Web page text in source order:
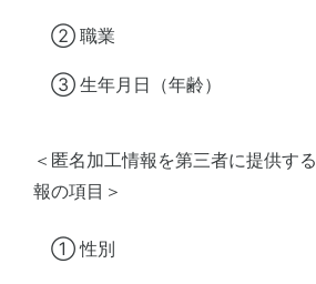
② 職業
③ 生年月日（年齢）
＜匿名加工情報を第三者に提供す
報の項目＞
① 性別